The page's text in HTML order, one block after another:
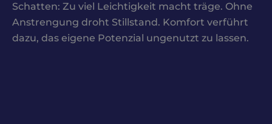
Schatten: Zu viel Leichtigkeit macht träge. Ohne
Anstrengung droht Stillstand. Komfort verführt
dazu, das eigene Potenzial ungenutzt zu lassen.